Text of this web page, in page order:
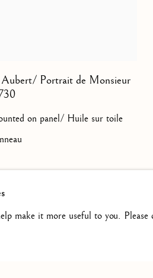
Portrait de Monsieur
on panel/ Huile sur toile
make it more useful to you.